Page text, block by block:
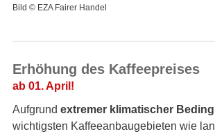
Bild © EZA Fairer Handel
Erhöhung des Kaffeepreises
ab 01. April!
Aufgrund extremer klimatischer
wichtigsten Kaffeeanbaugebieten wie